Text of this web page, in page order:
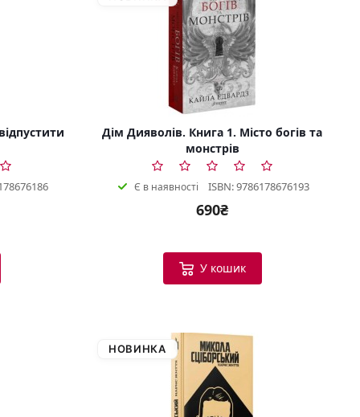
Дім Дияволів. Книга 1. Місто богів та
монстрів
Є в наявності ISBN: 9786178676193
690₴
У кошик
НОВИНКА